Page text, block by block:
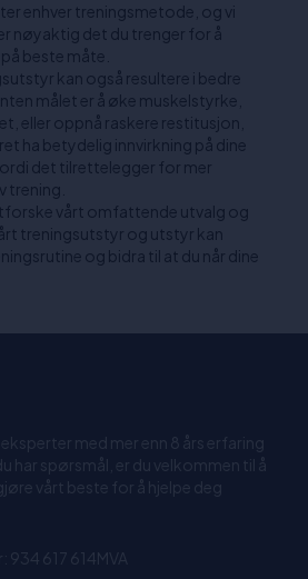
enhver treningsmetode, og vi
nøyaktig det du trenger for å
beste måte.
kan også resultere i bedre
målet er å øke muskelstyrke,
eller oppnå raskere restitusjon,
ha betydelig innvirkning på dine
det tilrettelegger for mer
trening.
vårt omfattende utvalg og
treningsutstyr og utstyr kan
og bidra til at du når dine
med mer enn 8 års erfaring
har spørsmål, er du velkommen til å
vårt beste for å hjelpe deg
617 614MVA